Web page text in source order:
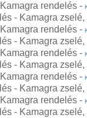
rendelés -
- Kamagra
rendelés -
- Kamagra
rendelés -
- Kamagra
rendelés -
- Kamagra
rendelés -
- Kamagra